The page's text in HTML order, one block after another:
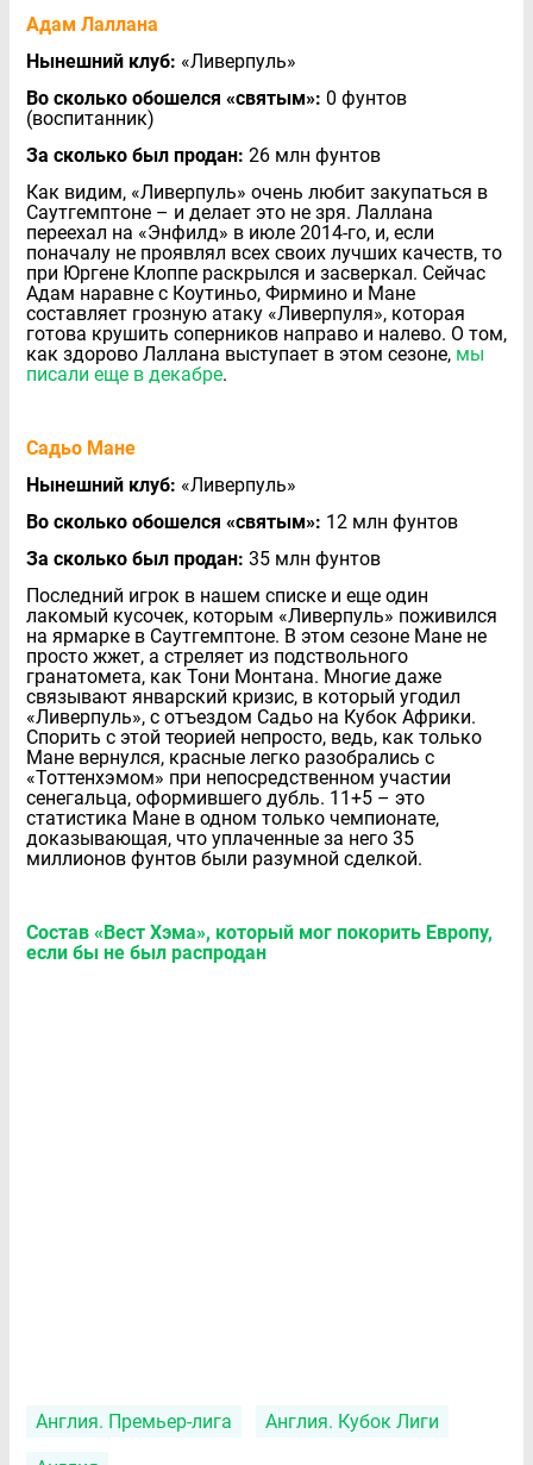
Адам Лаллана
Нынешний клуб: «Ливерпуль»
Во сколько обошелся «святым»: 0 фунтов
(воспитанник)
За сколько был продан: 26 млн фунтов
Как видим, «Ливерпуль» очень любит закупаться в
Саутгемптоне – и делает это не зря. Лаллана
переехал на «Энфилд» в июле 2014-го, и, если
поначалу не проявлял всех своих лучших качеств, то
при Юргене Клоппе раскрылся и засверкал. Сейчас
Адам наравне с Коутиньо, Фирмино и Мане
составляет грозную атаку «Ливерпуля», которая
готова крушить соперников направо и налево. О том,
как здорово Лаллана выступает в этом сезоне, мы
писали еще в декабре.
Садьо Мане
Нынешний клуб: «Ливерпуль»
Во сколько обошелся «святым»: 12 млн фунтов
За сколько был продан: 35 млн фунтов
Последний игрок в нашем списке и еще один
лакомый кусочек, которым «Ливерпуль» поживился
на ярмарке в Саутгемптоне. В этом сезоне Мане не
просто жжет, а стреляет из подствольного
гранатомета, как Тони Монтана. Многие даже
связывают январский кризис, в который угодил
«Ливерпуль», с отъездом Садьо на Кубок Африки.
Спорить с этой теорией непросто, ведь, как только
Мане вернулся, красные легко разобрались с
«Тоттенхэмом» при непосредственном участии
сенегальца, оформившего дубль. 11+5 – это
статистика Мане в одном только чемпионате,
доказывающая, что уплаченные за него 35
миллионов фунтов были разумной сделкой.
Состав «Вест Хэма», который мог покорить Европу,
если бы не был распродан
Англия. Премьер-лига Англия. Кубок Лиги